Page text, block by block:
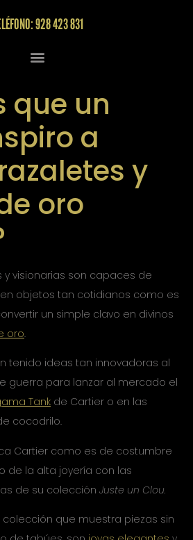
928 423 831
que un
a
y
oro
y visionarias son capaces de
objetos tan cotidianos como es
un simple clavo en divinos
oro.
tenido ideas tan innovadoras al
guerra para lanzar al mercado el
Tank de Cartier o en las
cocodrilo.
Cartier como es de costumbre
de la alta joyería con las
de su colección Juste un Clou.
colección que muestra piezas sin